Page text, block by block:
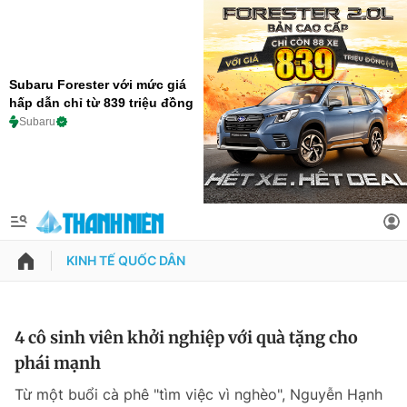
Subaru Forester với mức giá
hấp dẫn chỉ từ 839 triệu đồng
Subaru
QUẢNG CÁO
Thông tin tài khoản
Đổi mật khẩu
KINH TẾ QUỐC DÂN
4 cô sinh viên khởi nghiệp với quà tặng cho
phái mạnh
Từ một buổi cà phê "tìm việc vì nghèo", Nguyễn Hạnh